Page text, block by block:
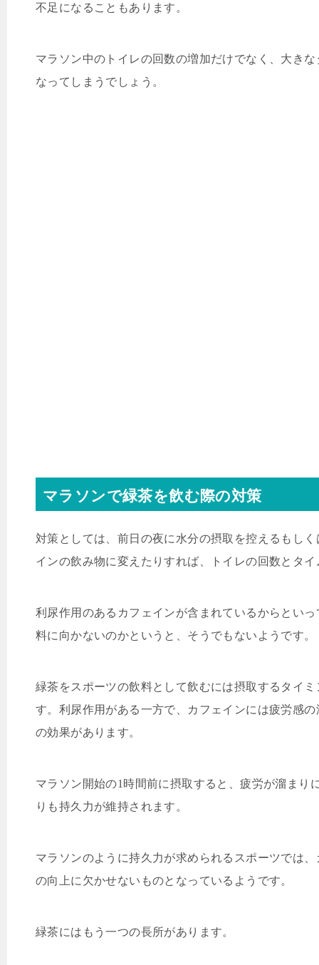
不足になることもあります。
マラソン中のトイレの回数の増加だけでなく、大き
なってしまうでしょう。
マラソンで緑茶を飲む際の対策
対策としては、前日の夜に水分の摂取を控えるもし
インの飲み物に変えたりすれば、トイレの回数とタ
利尿作用のあるカフェインが含まれているからとい
料に向かないのかというと、そうでもないようです。
緑茶をスポーツの飲料として飲むには摂取するタイ
す。利尿作用がある一方で、カフェインには疲労感
の効果があります。
マラソン開始の1 時間前に摂取すると、疲労が溜まり
りも持久力が維持されます。
マラソンのように持久力が求められるスポーツでは
の向上に欠かせないものとなっているようです。
緑茶にはもう一つの長所があります。